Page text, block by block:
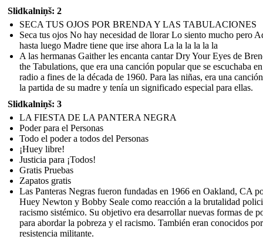
Slidkalniņš: 2
SECA TUS OJOS POR BRENDA Y LAS TABULACIONES
Seca tus ojos No hay necesidad de llorar Lo siento mucho pero
hasta luego Madre tiene que irse ahora La la la la la la
A las hermanas Gaither les encanta cantar Dry Your Eyes de
the Tabulations, que era una canción popular que se escuchaba
radio a fines de la década de 1960. Para las niñas, era una
la partida de su madre y tenía un significado especial para ellas.
Slidkalniņš: 3
LA FIESTA DE LA PANTERA NEGRA
Poder para el Personas
Todo el poder a todos del Personas
¡Huey libre!
Justicia para ¡Todos!
Gratis Pruebas
Zapatos gratis
Las Panteras Negras fueron fundadas en 1966 en Oakland, CA
Huey Newton y Bobby Seale como reacción a la brutalidad
racismo sistémico. Su objetivo era desarrollar nuevas formas de
para abordar la pobreza y el racismo. También eran conocidos
resistencia militante.